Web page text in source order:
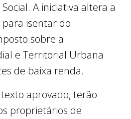
A iniciativa altera a
para isentar do
sobre a
e Territorial Urbana
de baixa renda.
aprovado, terão
proprietários de